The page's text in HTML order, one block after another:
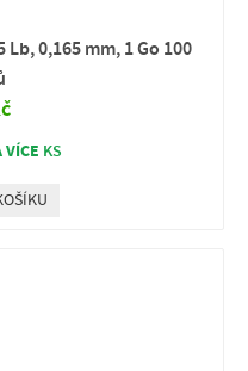
0,165 mm, 1 Go 100
VÍCE KS